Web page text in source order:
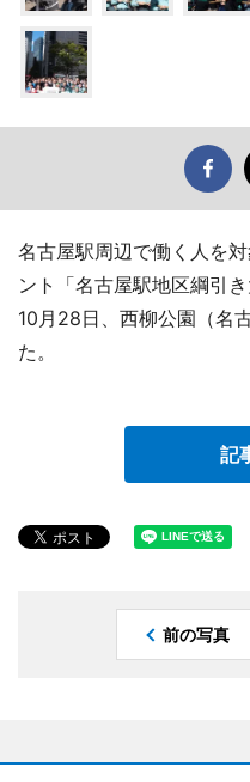
名古屋駅周辺で働く人を
ント「名古屋駅地区綱引
10月28日、西柳公園（名
た。
記
前の写真